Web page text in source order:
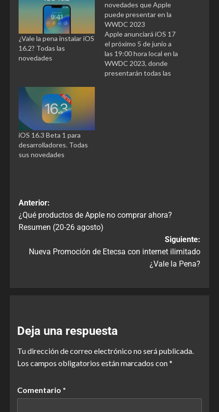
¿Vale la pena instalar iOS
16.2? Todas las
novedades
novedades que Apple
puede presentar en la
WWDC 2023
Apple anunciará iOS 17
el próximo 5 de junio a
las 19:00 hora local en la
WWDC 2023, donde
presentarán todas las
iOS 16.3 Beta 1 para
desarrolladores. Todas
sus novedades
Anterior:
¿Qué productos de Apple no comprar ahora?
Resumen (20-26 agosto)
Siguiente:
Nueva Promoción de Etecsa con internet ilimitado
¿Vale la Pena?
Deja una respuesta
Tu dirección de correo electrónico no será publicada.
Los campos obligatorios están marcados con*
Comentario *